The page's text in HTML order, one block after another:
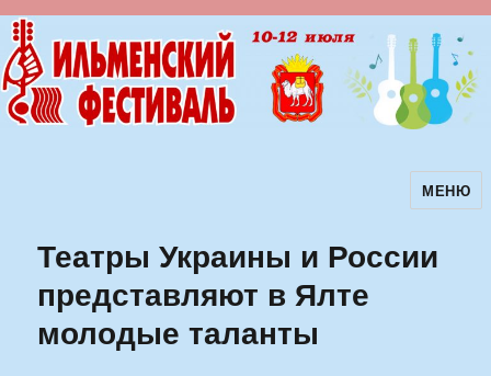
Ильменский фестиваль авторскойМЕНЮ
Театры Украины и России
представляют в Ялте
молодые таланты